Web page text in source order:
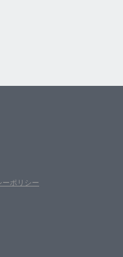
ーポリシー